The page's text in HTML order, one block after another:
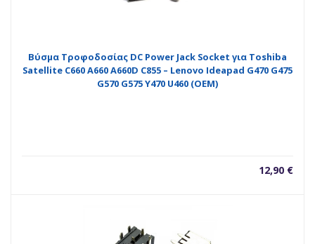
Βύσμα Τροφοδοσίας DC Power Jack Socket για Toshiba
Satellite C660 A660 A660D C855 – Lenovo Ideapad G470 G475
G570 G575 Y470 U460 (OEM)
12,90 €